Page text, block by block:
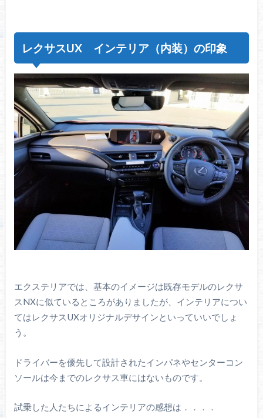
レクサスUX インテリア（内装）の印象
エクステリアでは、基本のイメージは既存モデルのレクサ
スNXに似ているところがありましたが、インテリアについ
てはレクサスUXオリジナルデサインといっていいでしょ
う。
ドライバーを優先して設計されたインパネやセンターコン
ソールは今までのレクサス車にはないものです。
試乗した人たちによるインテリアの感想は．．．．